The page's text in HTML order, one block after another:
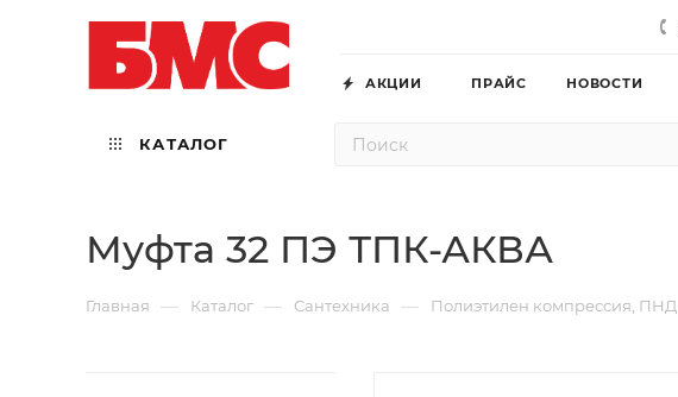
АКЦИИ ПРАЙС НОВОСТИ
КАТАЛОГ
Муфта 32 ПЭ ТПК-АКВА
Главная — Каталог — Сантехника — Полиэтилен компрессия, ПНД